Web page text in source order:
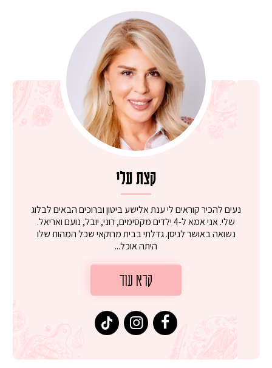
קצת עלי
נעים להכיר קוראים לי ענת אלישע ביטון וברוכים הבאים לבלוג
שלי. אני אמא ל-4 ילדים מקסימים, רוני, יובל, נועם ואריאל.
נשואה באושר לניסן. גדלתי בבית מרוקאי שכל המהות שלו
היתה אוכל...
קרא עוד